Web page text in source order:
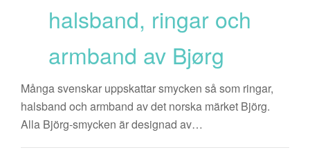
halsband, ringar och
armband av Bjørg
Många svenskar uppskattar smycken så som ringar,
halsband och armband av det norska märket Björg.
Alla Björg-smycken är designad av…